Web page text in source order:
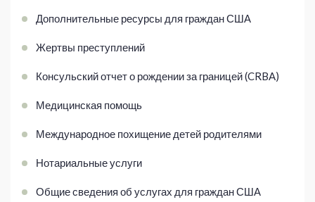
Дополнительные ресурсы для граждан США
Жертвы преступлений
Консульский отчет о рождении за границей (CRBA)
Медицинская помощь
Международное похищение детей родителями
Нотариальные услуги
Общие сведения об услугах для граждан США